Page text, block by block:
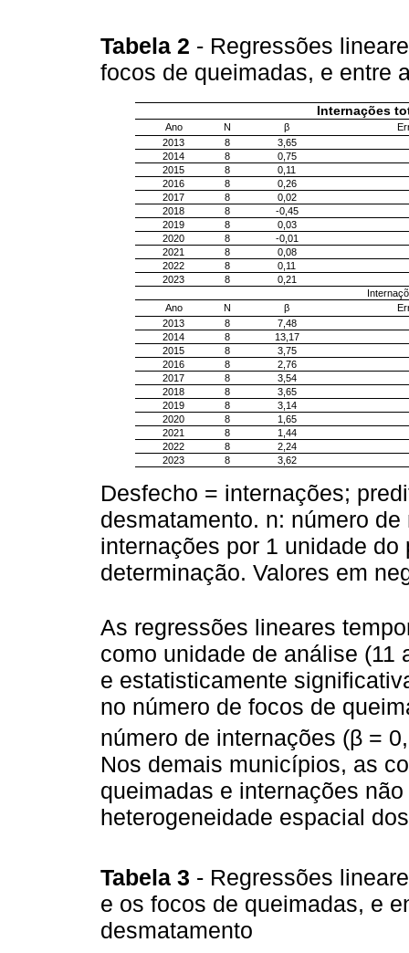
Tabela 2 - Regressões
focos de queimadas, e entre
Internações
Ano N β
2013
8
3,65
2014
8
0,75
2015
8
0,11
2016
8
0,26
2017
8
0,02
2018
8
-0,45
2019
8
0,03
2020
8
-0,01
2021
8
0,08
2022
8
0,11
2023
8
0,21
Ano
N β
2013
8
7,48
2014
8
13,17
2015
8
3,75
2016
8
2,76
2017
8
3,54
2018
8
3,65
2019
8
3,14
2020
8
1,65
2021
8
1,44
2022
8
2,24
2023
8 3,62
Desfecho = internações;
desmatamento. n: número
internações por 1 unidade do
determinação. Valores em
As regressões lineares
como unidade de análise
e estatisticamente
no número de focos de
número de internações (β =
Nos demais municípios, as
queimadas e internações
heterogeneidade espacial
Tabela 3 - Regressões
e os focos de queimadas, e
desmatamento